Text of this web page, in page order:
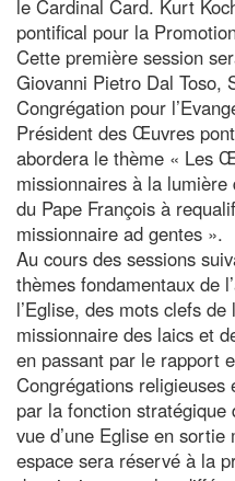
le Cardinal Card. Kurt
pontifical pour la
Cette première session
Giovanni Pietro Dal Toso,
Congrégation pour
Président des Œuvres
abordera le thème « Les
missionnaires à la
du Pape François à
missionnaire ad gentes ».
Au cours des sessions
thèmes fondamentaux de
l’Eglise, des mots clefs
missionnaire des laics et
en passant par le rapport
Congrégations
par la fonction stratégique
vue d’une Eglise en
espace sera réservé à la